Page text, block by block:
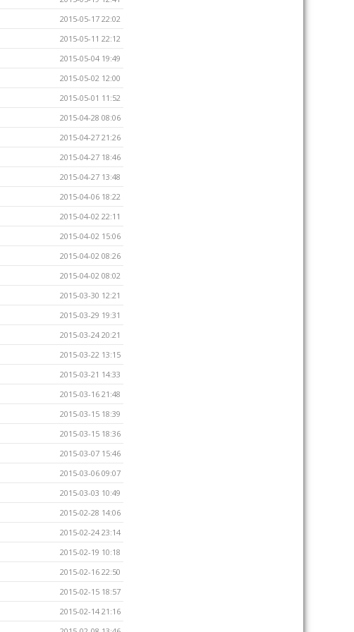
2015-05-17 22:02
2015-05-11 22:12
2015-05-04 19:49
2015-05-02 12:00
2015-05-01 11:52
2015-04-28 08:06
2015-04-27 21:26
2015-04-27 18:46
2015-04-27 13:48
2015-04-06 18:22
2015-04-02 22:11
2015-04-02 15:06
2015-04-02 08:26
2015-04-02 08:02
2015-03-30 12:21
2015-03-29 19:31
2015-03-24 20:21
2015-03-22 13:15
2015-03-21 14:33
2015-03-16 21:48
2015-03-15 18:39
2015-03-15 18:36
2015-03-07 15:46
2015-03-06 09:07
2015-03-03 10:49
2015-02-28 14:06
2015-02-24 23:14
2015-02-19 10:18
2015-02-16 22:50
2015-02-15 18:57
2015-02-14 21:16